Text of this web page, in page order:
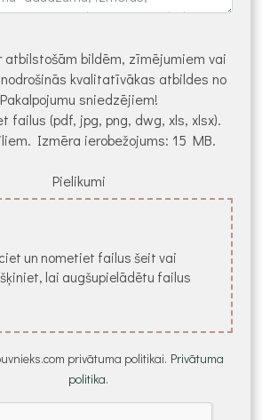
atbilstošām bildēm, zīmējumiem vai
kvalitatīvākas atbildes no
Pakalpojumu sniedzējiem!
failus (pdf, jpg, png, dwg, xls, xlsx).
Izmēra ierobežojums: 15 MB.
Pielikumi
un nometiet failus šeit vai
lai augšupielādētu failus
privātuma politikai. Privātuma
politika.